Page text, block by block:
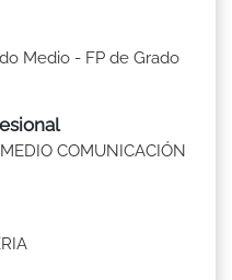
Medio - FP de Grado
COMUNICACIÓN